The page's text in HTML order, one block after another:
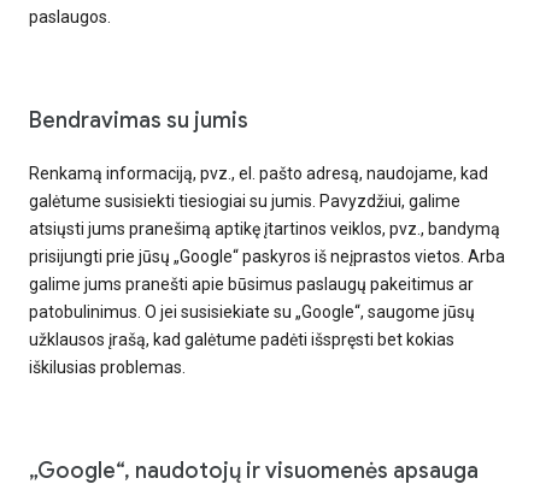
paslaugos.
Bendravimas su jumis
Renkamą informaciją, pvz., el. pašto adresą, naudojame, kad
galėtume susisiekti tiesiogiai su jumis. Pavyzdžiui, galime
atsiųsti jums pranešimą aptikę įtartinos veiklos, pvz., bandymą
prisijungti prie jūsų „Google“ paskyros iš neįprastos vietos. Arba
galime jums pranešti apie būsimus paslaugų pakeitimus ar
patobulinimus. O jei susisiekiate su „Google“, saugome jūsų
užklausos įrašą, kad galėtume padėti išspręsti bet kokias
iškilusias problemas.
„Google“, naudotojų ir visuomenės apsauga